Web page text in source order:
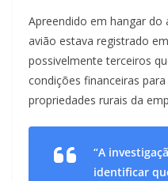
Apreendido em hangar do
avião estava registrado
possivelmente terceiros
condições financeiras
propriedades rurais da
“A
identificar